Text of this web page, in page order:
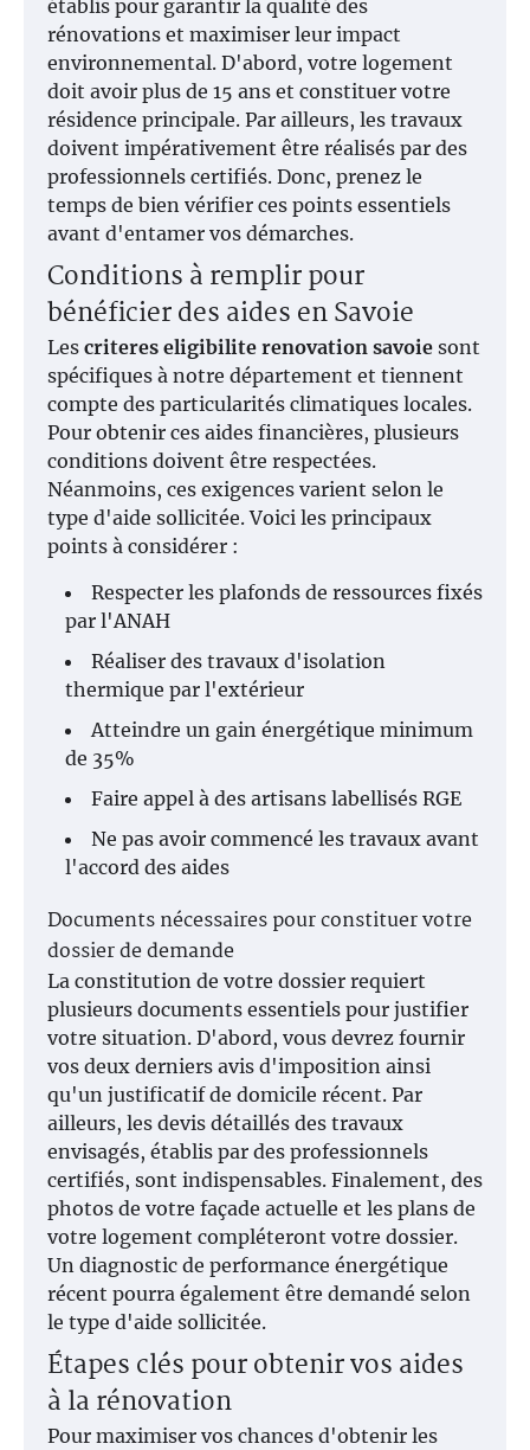
établis pour garantir la qualité des
rénovations et maximiser leur impact
environnemental. D'abord, votre logement
doit avoir plus de 15 ans et constituer votre
résidence principale. Par ailleurs, les travaux
doivent impérativement être réalisés par des
professionnels certifiés. Donc, prenez le
temps de bien vérifier ces points essentiels
avant d'entamer vos démarches.
Conditions à remplir pour
bénéficier des aides en Savoie
Les criteres eligibilite renovation savoie sont
spécifiques à notre département et tiennent
compte des particularités climatiques locales.
Pour obtenir ces aides financières, plusieurs
conditions doivent être respectées.
Néanmoins, ces exigences varient selon le
type d'aide sollicitée. Voici les principaux
points à considérer :
Respecter les plafonds de ressources fixés
par l'ANAH
Réaliser des travaux d'isolation
thermique par l'extérieur
Atteindre un gain énergétique minimum
de 35%
Faire appel à des artisans labellisés RGE
Ne pas avoir commencé les travaux avant
l'accord des aides
Documents nécessaires pour constituer votre
dossier de demande
La constitution de votre dossier requiert
plusieurs documents essentiels pour justifier
votre situation. D'abord, vous devrez fournir
vos deux derniers avis d'imposition ainsi
qu'un justificatif de domicile récent. Par
ailleurs, les devis détaillés des travaux
envisagés, établis par des professionnels
certifiés, sont indispensables. Finalement, des
photos de votre façade actuelle et les plans de
votre logement compléteront votre dossier.
Un diagnostic de performance énergétique
récent pourra également être demandé selon
le type d'aide sollicitée.
Étapes clés pour obtenir vos aides
à la rénovation
Pour maximiser vos chances d'obtenir les